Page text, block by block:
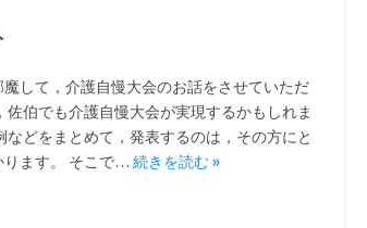
して，介護自慢大会のお話をさせていただ
佐伯でも介護自慢大会が実現するかもしれま
などをまとめて，発表するのは，その方にと
ります。 そこで… 続きを読む »